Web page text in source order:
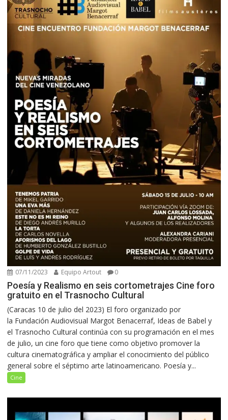
07/11/2023 Equipo Artout 0
Poesía y Realismo en seis cortometrajes Cine foro
gratuito en el Trasnocho Cultural
(Caracas 10 de julio del 2023) El foro organizado por
la Fundación Audiovisual Margot Benacerraf, Ideas de Babel y
el Trasnocho Cultural continúa con su programación en el mes
de julio, un cine foro que tiene como objetivo promover la
cultura cinematográfica y ampliar el conocimiento del público
general sobre el séptimo arte latinoamericano. Poesía y...
Cine